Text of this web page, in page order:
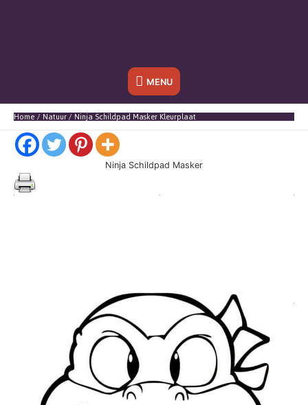
Onder
header
MENU
Home Natuur Ninja Schildpad Masker Kleurplaat
Ninja Schildpad Masker